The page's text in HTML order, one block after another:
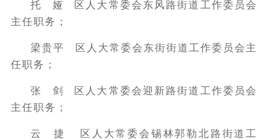
托 娅 区人大常委会东风路街道工作委员会
主任职务；
梁贵平 区人大常委会东街街道工作委员会主
任职务；
张 剑 区人大常委会迎新路街道工作委员会
主任职务；
云 捷 区人大常委会锡林郭勒北路街道工